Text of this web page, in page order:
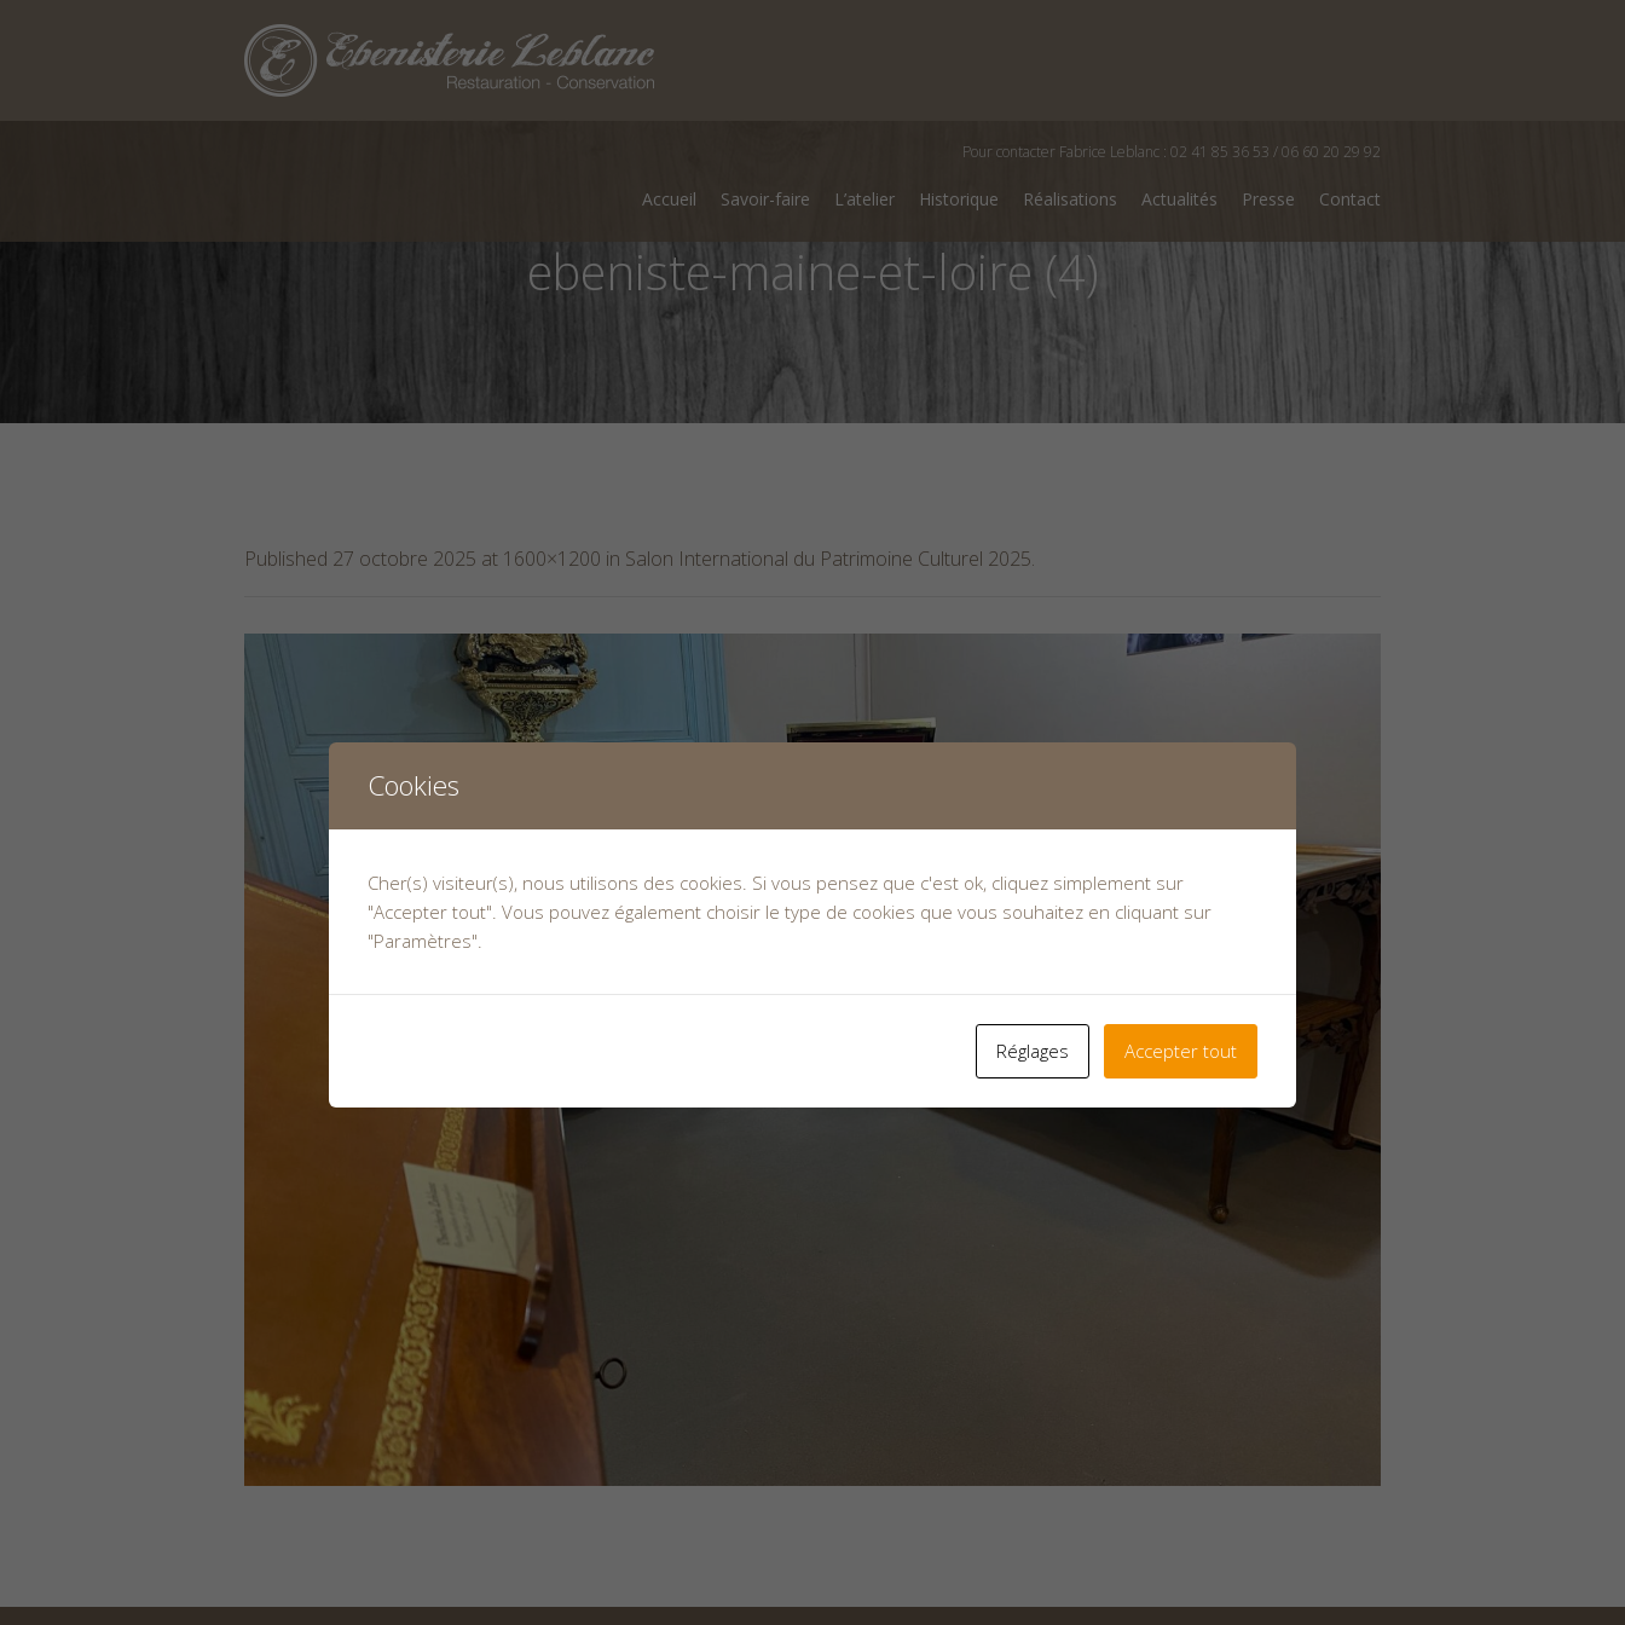
Pour contacter Fabrice Leblanc : 02 41 85 36 53 / 06 60 20 29 92
Accueil Savoir-faire L’atelier Historique Réalisations Actualités Presse Contact
ebeniste-maine-et-loire (4)
Published 27 octobre 2025 at 1600×1200 in Salon International du Patrimoine Culturel 2025.
Cookies
Cher(s) visiteur(s), nous utilisons des cookies. Si vous pensez que c'est ok, cliquez simplement sur
"Accepter tout". Vous pouvez également choisir le type de cookies que vous souhaitez en cliquant sur
"Paramètres".
Réglages Accepter tout